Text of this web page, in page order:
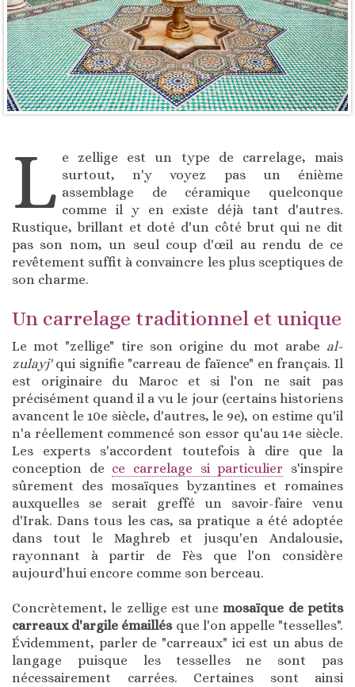
L e zellige est un type de carrelage, mais
surtout, n'y voyez pas un énième
assemblage de céramique quelconque
comme il y en existe déjà tant d'autres.
Rustique, brillant et doté d'un côté brut qui ne dit
pas son nom, un seul coup d'œil au rendu de ce
revêtement suffit à convaincre les plus sceptiques de
son charme.
Un carrelage traditionnel et unique
Le mot "zellige" tire son origine du mot arabe al-
zulayj'qui signifie "carreau de faïence" en français. Il
est originaire du Maroc et si l'on ne sait pas
précisément quand il a vu le jour (certains historiens
avancent le 10e siècle, d'autres, le 9e), on estime qu'il
n'a réellement commencé son essor qu'au 14e siècle.
Les experts s'accordent toutefois à dire que la
conception de ce carrelage si particulier s'inspire
sûrement des mosaïques byzantines et romaines
auxquelles se serait greffé un savoir-faire venu
d'Irak. Dans tous les cas, sa pratique a été adoptée
dans tout le Maghreb et jusqu'en Andalousie,
rayonnant à partir de Fès que l'on considère
aujourd'hui encore comme son berceau.
Concrètement, le zellige est unemosaïque de petits
carreaux d'argile émaillésque l'on appelle "tesselles".
Évidemment, parler de "carreaux" ici est un abus de
langage puisque les tesselles ne sont pas
nécessairement carrées. Certaines sont ainsi